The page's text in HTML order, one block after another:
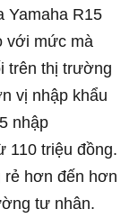
Yamaha R15
với mức mà
trên thị trường
vị nhập khẩu
nhập
110 triệu đồng.
rẻ hơn đến hơn
tư nhân.